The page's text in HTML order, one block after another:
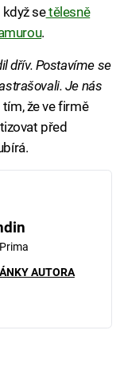
setělesně
.
dřív. Postavíme se
Je nás
že ve firmě
před
AUTORA